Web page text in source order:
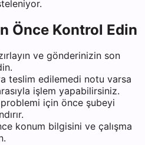
Önce Kontrol Edin
ve gönderinizin son
teslim edilemedi notu varsa
işlem yapabilirsiniz.
için önce şubeyi
konum bilgisini ve çalışma